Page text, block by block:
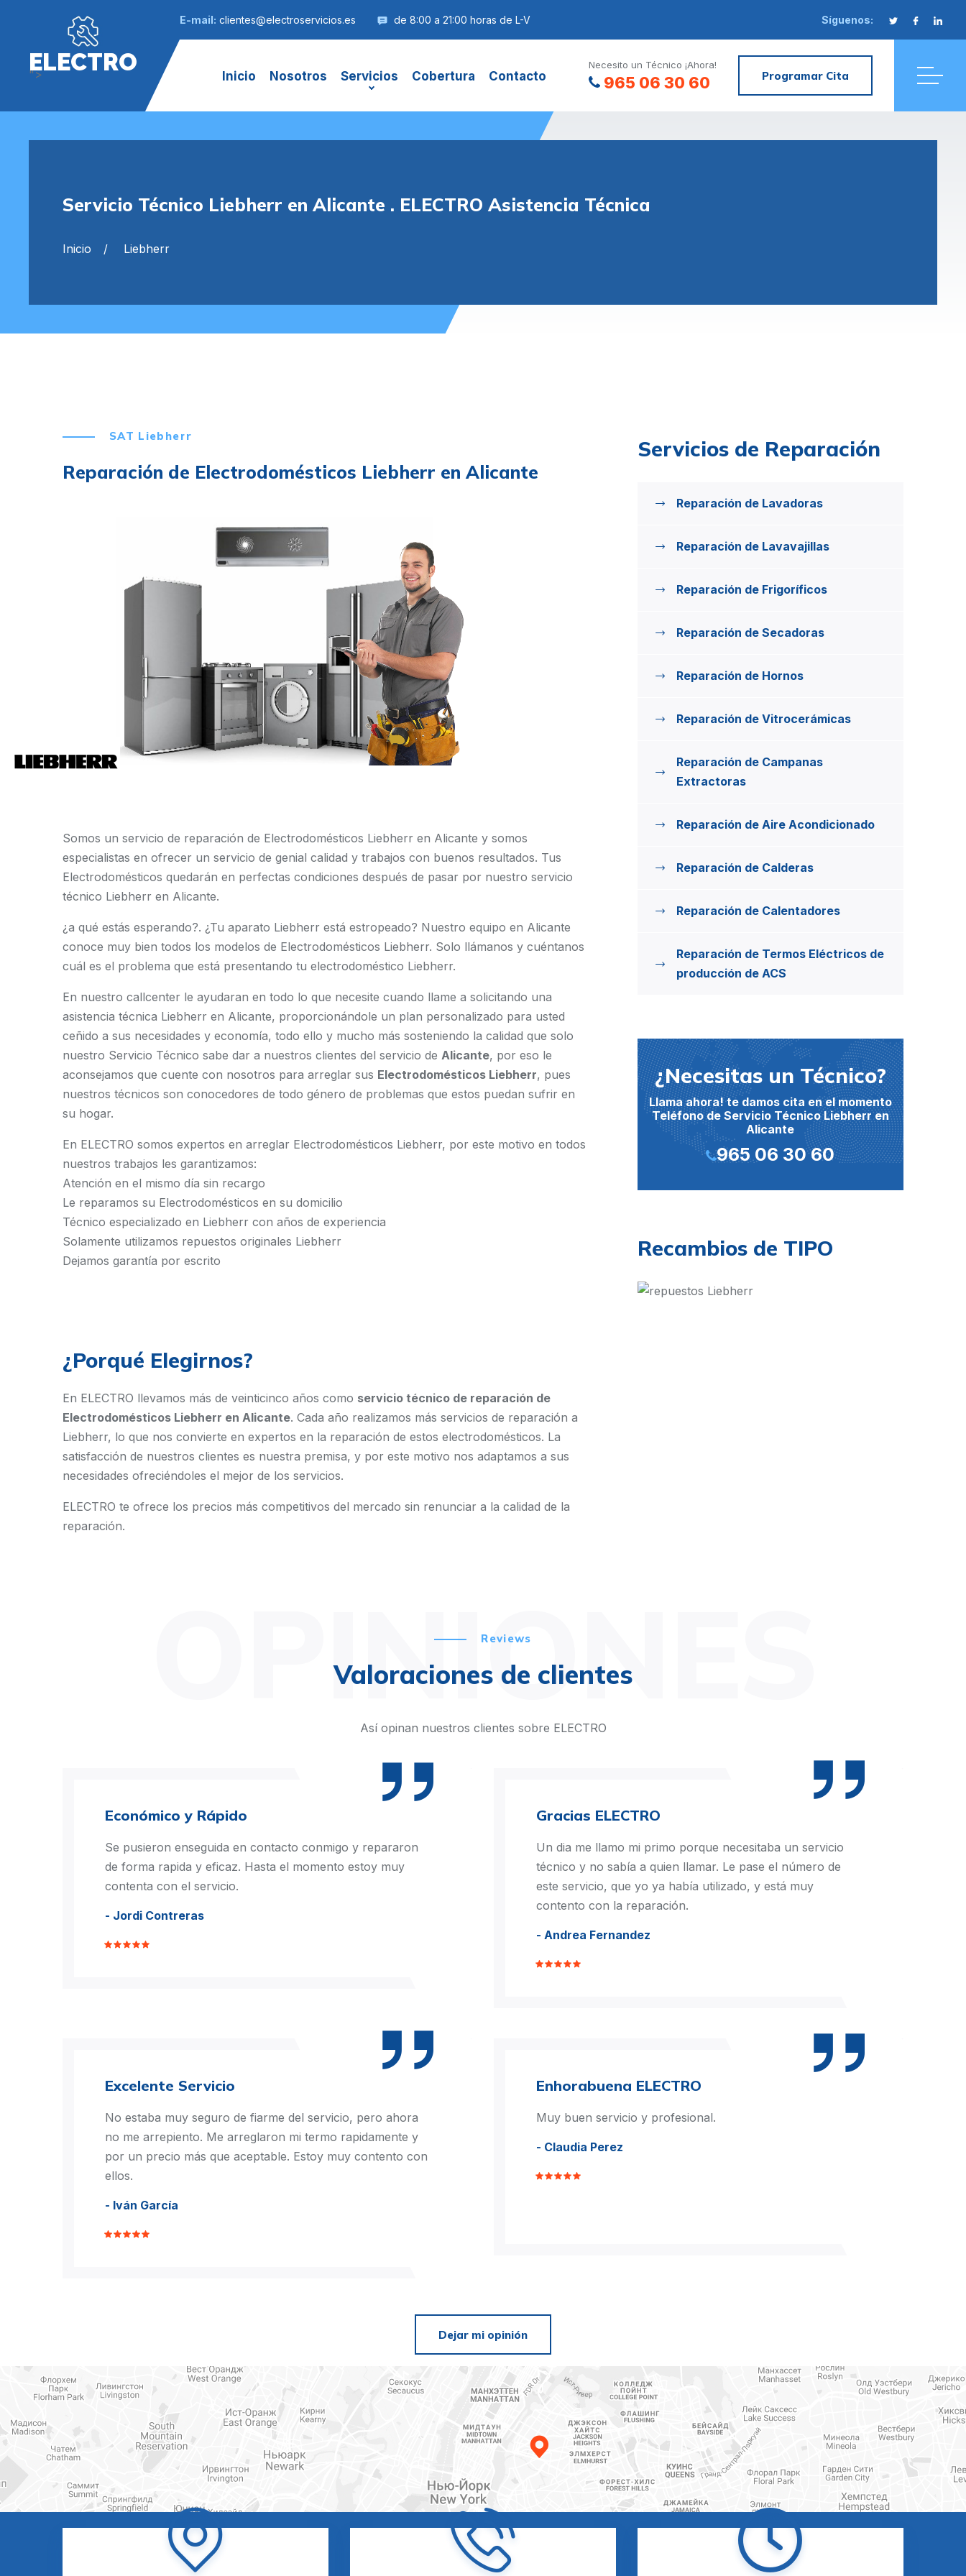
E-mail: clientes@electroservicios.es de 8:00 a 21:00 horas de L-V Síguenos:
ELECTRO
"> Inicio Nosotros Servicios Cobertura Contacto
Necesito un Técnico ¡Ahora!
965 06 30 60 Programar Cita
Servicio Técnico Liebherr en Alicante . ELECTRO Asistencia Técnica
Inicio Liebherr
SAT Liebherr
Reparación de Electrodomésticos Liebherr en Alicante
Somos un servicio de reparación de Electrodomésticos Liebherr en Alicante y somos
especialistas en ofrecer un servicio de genial calidad y trabajos con buenos resultados. Tus
Electrodomésticos quedarán en perfectas condiciones después de pasar por nuestro servicio
técnico Liebherr en Alicante.
¿a qué estás esperando?. ¿Tu aparato Liebherr está estropeado? Nuestro equipo en Alicante
conoce muy bien todos los modelos de Electrodomésticos Liebherr. Solo llámanos y cuéntanos
cuál es el problema que está presentando tu electrodoméstico Liebherr.
En nuestro callcenter le ayudaran en todo lo que necesite cuando llame a solicitando una
asistencia técnica Liebherr en Alicante, proporcionándole un plan personalizado para usted
ceñido a sus necesidades y economía, todo ello y mucho más sosteniendo la calidad que solo
nuestro Servicio Técnico sabe dar a nuestros clientes del servicio de Alicante, por eso le
aconsejamos que cuente con nosotros para arreglar sus Electrodomésticos Liebherr, pues
nuestros técnicos son conocedores de todo género de problemas que estos puedan sufrir en
su hogar.
En ELECTRO somos expertos en arreglar Electrodomésticos Liebherr, por este motivo en todos
nuestros trabajos les garantizamos:
Atención en el mismo día sin recargo
Le reparamos su Electrodomésticos en su domicilio
Técnico especializado en Liebherr con años de experiencia
Solamente utilizamos repuestos originales Liebherr
Dejamos garantía por escrito
¿Porqué Elegirnos?
En ELECTRO llevamos más de veinticinco años como servicio técnico de reparación de
Electrodomésticos Liebherr en Alicante. Cada año realizamos más servicios de reparación a
Liebherr, lo que nos convierte en expertos en la reparación de estos electrodomésticos. La
satisfacción de nuestros clientes es nuestra premisa, y por este motivo nos adaptamos a sus
necesidades ofreciéndoles el mejor de los servicios.
ELECTRO te ofrece los precios más competitivos del mercado sin renunciar a la calidad de la
reparación.
Servicios de Reparación
Reparación de Lavadoras
Reparación de Lavavajillas
Reparación de Frigoríficos
Reparación de Secadoras
Reparación de Hornos
Reparación de Vitrocerámicas
Reparación de Campanas
Extractoras
Reparación de Aire Acondicionado
Reparación de Calderas
Reparación de Calentadores
Reparación de Termos Eléctricos de
producción de ACS
¿Necesitas un Técnico?
Llama ahora! te damos cita en el momento
Teléfono de Servicio Técnico Liebherr en
Alicante
965 06 30 60
Recambios de TIPO
OPINIONES
Reviews
Valoraciones de clientes
Así opinan nuestros clientes sobre ELECTRO
Económico y Rápido
Se pusieron enseguida en contacto conmigo y repararon
de forma rapida y eficaz. Hasta el momento estoy muy
contenta con el servicio.
- Jordi Contreras
Gracias ELECTRO
Un dia me llamo mi primo porque necesitaba un servicio
técnico y no sabía a quien llamar. Le pase el número de
este servicio, que yo ya había utilizado, y está muy
contento con la reparación.
- Andrea Fernandez
Excelente Servicio
No estaba muy seguro de fiarme del servicio, pero ahora
no me arrepiento. Me arreglaron mi termo rapidamente y
por un precio más que aceptable. Estoy muy contento con
ellos.
- Iván García
Enhorabuena ELECTRO
Muy buen servicio y profesional.
- Claudia Perez
Dejar mi opinión